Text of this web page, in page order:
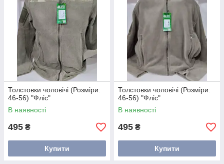
Толстовки чоловічі (Розміри:
46-56) "Фліс"
В наявності
495 ₴
Купити
Толстовки чоловічі (Розміри:
46-56) "Фліс"
В наявності
495 ₴
Купити